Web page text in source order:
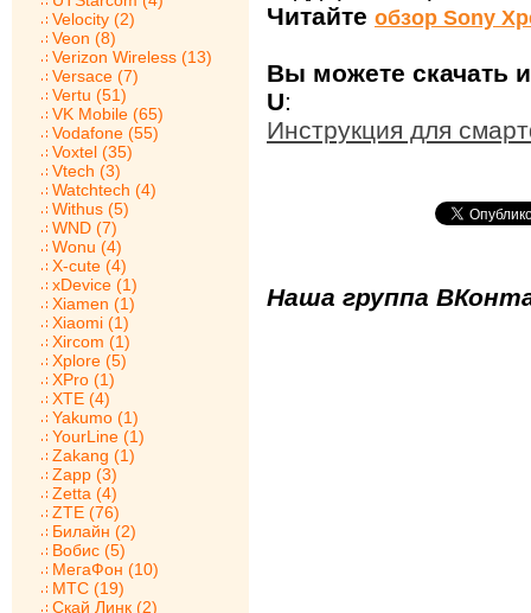
Velocity (2)
Veon (8)
Verizon Wireless (13)
Versace (7)
Vertu (51)
VK Mobile (65)
Vodafone (55)
Voxtel (35)
Vtech (3)
Watchtech (4)
Withus (5)
WND (7)
Wonu (4)
X-cute (4)
xDevice (1)
Xiamen (1)
Xiaomi (1)
Xircom (1)
Xplore (5)
XPro (1)
XTE (4)
Yakumo (1)
YourLine (1)
Zakang (1)
Zapp (3)
Zetta (4)
ZTE (76)
Билайн (2)
Вобис (5)
МегаФон (10)
МТС (19)
Скай Линк (2)
Читайте обзор Sony
Вы можете скачать
U:
Инструкция для
Наша группа